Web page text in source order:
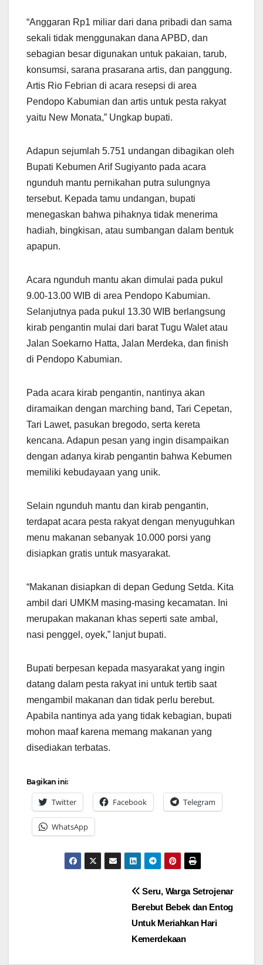
“Anggaran Rp1 miliar dari dana pribadi dan sama
sekali tidak menggunakan dana APBD, dan
sebagian besar digunakan untuk pakaian, tarub,
konsumsi, sarana prasarana artis, dan panggung.
Artis Rio Febrian di acara resepsi di area
Pendopo Kabumian dan artis untuk pesta rakyat
yaitu New Monata,” Ungkap bupati.
Adapun sejumlah 5.751 undangan dibagikan oleh
Bupati Kebumen Arif Sugiyanto pada acara
ngunduh mantu pernikahan putra sulungnya
tersebut. Kepada tamu undangan, bupati
menegaskan bahwa pihaknya tidak menerima
hadiah, bingkisan, atau sumbangan dalam bentuk
apapun.
Acara ngunduh mantu akan dimulai pada pukul
9.00-13.00 WIB di area Pendopo Kabumian.
Selanjutnya pada pukul 13.30 WIB berlangsung
kirab pengantin mulai dari barat Tugu Walet atau
Jalan Soekarno Hatta, Jalan Merdeka, dan finish
di Pendopo Kabumian.
Pada acara kirab pengantin, nantinya akan
diramaikan dengan marching band, Tari Cepetan,
Tari Lawet, pasukan bregodo, serta kereta
kencana. Adapun pesan yang ingin disampaikan
dengan adanya kirab pengantin bahwa Kebumen
memiliki kebudayaan yang unik.
Selain ngunduh mantu dan kirab pengantin,
terdapat acara pesta rakyat dengan menyuguhkan
menu makanan sebanyak 10.000 porsi yang
disiapkan gratis untuk masyarakat.
“Makanan disiapkan di depan Gedung Setda. Kita
ambil dari UMKM masing-masing kecamatan. Ini
merupakan makanan khas seperti sate ambal,
nasi penggel, oyek,” lanjut bupati.
Bupati berpesan kepada masyarakat yang ingin
datang dalam pesta rakyat ini untuk tertib saat
mengambil makanan dan tidak perlu berebut.
Apabila nantinya ada yang tidak kebagian, bupati
mohon maaf karena memang makanan yang
disediakan terbatas.
Bagikan ini:
Twitter Facebook Telegram
WhatsApp
Seru, Warga Setrojenar
Berebut Bebek dan Entog
Untuk Meriahkan Hari
Kemerdekaan